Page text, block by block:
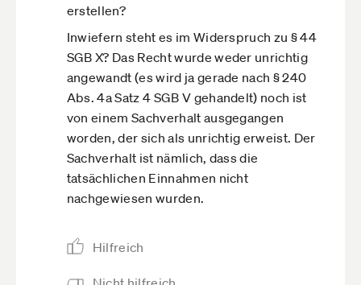
erstellen?
Inwiefern steht es im Widerspruch zu § 44
SGB X? Das Recht wurde weder unrichtig
angewandt (es wird ja gerade nach § 240
Abs. 4a Satz 4 SGB V gehandelt) noch ist
von einem Sachverhalt ausgegangen
worden, der sich als unrichtig erweist. Der
Sachverhalt ist nämlich, dass die
tatsächlichen Einnahmen nicht
nachgewiesen wurden.
Hilfreich